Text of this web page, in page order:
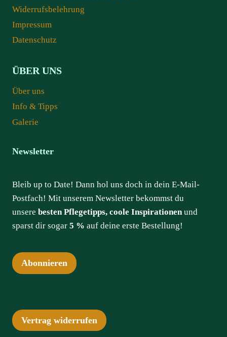
Widerrufsbelehrung
Impressum
Datenschutz
ÜBER UNS
Über uns
Info & Tipps
Galerie
Newsletter
Bleib up to Date! Dann hol uns doch in dein E-Mail-
Postfach! Mit unserem Newsletter bekommst du
unsere besten Pflegetipps, coole Inspirationenund
sparst dir sogar 5 % auf deine erste Bestellung!
Abonnieren
Vertrag widerrufen